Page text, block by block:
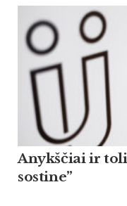
Anykščiai ir
sostine”